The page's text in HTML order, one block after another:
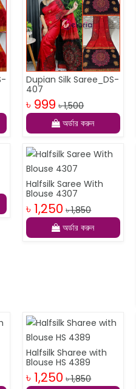
Dupian Silk Saree_DS-
407
৳ 999 ৳ 1,500
অর্ডার করুন
Halfsilk Saree With
Blouse 4307
৳ 1,250 ৳ 1,850
অর্ডার করুন
Halfsilk Sharee with
Blouse HS 4389
৳ 1,250 ৳ 1,850